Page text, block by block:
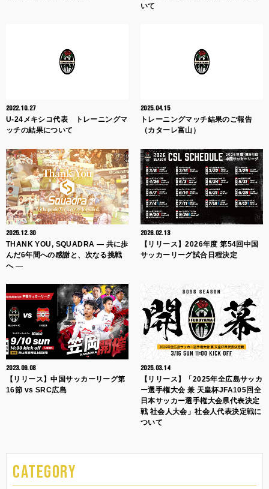
いて
2022.10.27
U-24メキシコ代表 トレーニングマ
ッチの結果について
2025.04.15
トレーニングマッチ結果のご報告
（カターレ富山）
2025.12.30
THANK YOU, SQUADRA ― 共に歩
んだ6年間への感謝と、次なる挑戦
へ ―
2026.02.13
【リリース】2026年度 第54回中国
サッカーリーグ試合日程決定
2023.09.08
【リリース】中国サッカーリーグ第
16節 vs SRC広島
2025.03.14
【リリース】「2025年全広島サッカ
ー選手権大会 兼 天皇杯JFA105回全
日本サッカー選手権大会県代表決定
戦 社会人大会」社会人代表決定戦に
ついて
CATEGORY